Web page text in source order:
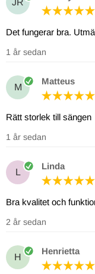
JR
Det fungerar bra.
1 år sedan
M
Matteus
Rätt storlek till sängen
1 år sedan
L
Linda
Bra kvalitet och
2 år sedan
H
Henrietta